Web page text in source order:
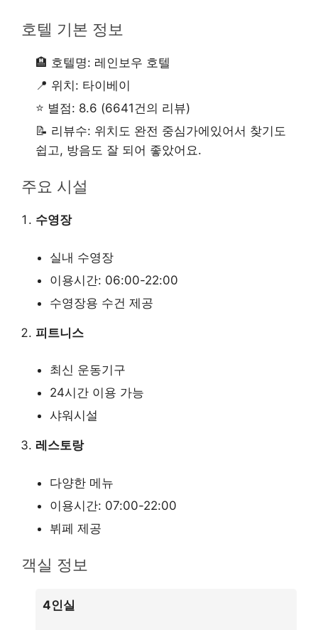
호텔 기본 정보
🏨 호텔명: 레인보우 호텔
📍 위치: 타이베이
⭐ 별점: 8.6 (6641건의 리뷰)
📝 리뷰수: 위치도 완전 중심가에있어서 찾기도
쉽고, 방음도 잘 되어 좋았어요.
주요 시설
수영장
실내 수영장
이용시간: 06:00-22:00
수영장용 수건 제공
피트니스
최신 운동기구
24시간 이용 가능
샤워시설
레스토랑
다양한 메뉴
이용시간: 07:00-22:00
뷔페 제공
객실 정보
4인실